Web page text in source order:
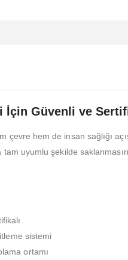
Güvenli ve
çevre hem de insan sağlığı
uyumlu şekilde
sistemi
ortamı